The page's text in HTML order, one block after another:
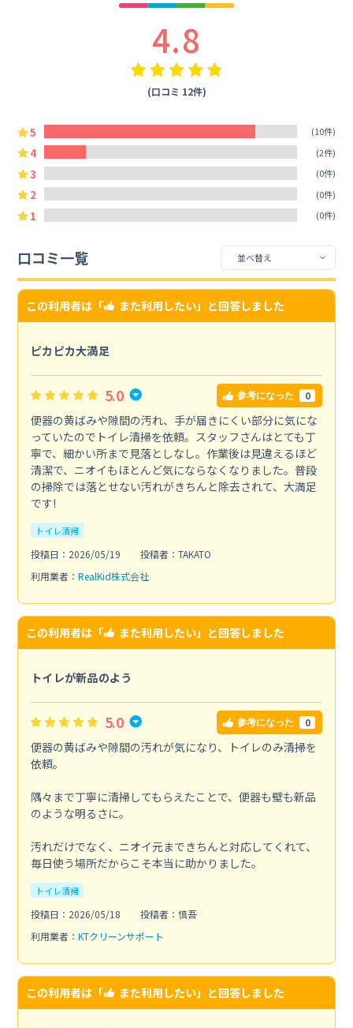
4.8
(口コミ 12件)
5 (10件)
4 (2件)
3 (0件)
2 (0件)
1 (0件)
口コミ一覧
この利用者は「 また利用したい」と回答しました
ピカピカ大満足
5.0 参考になった 0
便器の黄ばみや隙間の汚れ、手が届きにくい部分に気にな
っていたのでトイレ清掃を依頼。スタッフさんはとても丁
寧で、細かい所まで見落としなし。作業後は見違えるほど
清潔で、ニオイもほとんど気にならなくなりました。普段
の掃除では落とせない汚れがきちんと除去されて、大満足
です!
トイレ清掃
投稿日：2026/05/19
投稿者：TAKATO
利用業者： RealKid株式会社
この利用者は「 また利用したい」と回答しました
トイレが新品のよう
5.0 参考になった 0
便器の黄ばみや隙間の汚れが気になり、トイレのみ清掃を
依頼。
隅々まで丁寧に清掃してもらえたことで、便器も壁も新品
のような明るさに。
汚れだけでなく、ニオイ元まできちんと対応してくれて、
毎日使う場所だからこそ本当に助かりました。
トイレ清掃
投稿日：2026/05/18
投稿者：慎吾
利用業者： KTクリーンサポート
この利用者は「 また利用したい」と回答しました